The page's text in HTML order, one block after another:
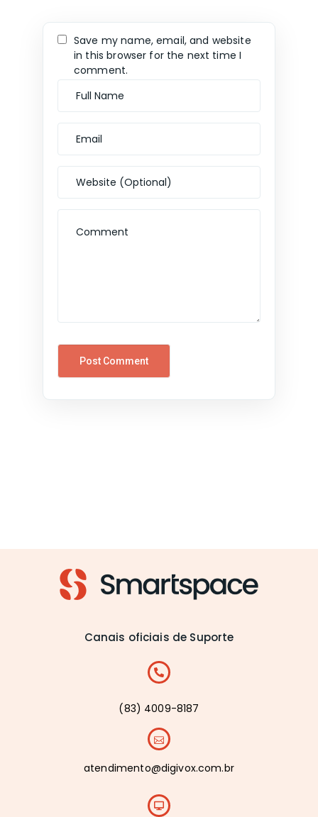
Save my name, email, and website
in this browser for the next time I
comment.
Canais oficiais de Suporte
(83) 4009-8187
atendimento@digivox.com.br